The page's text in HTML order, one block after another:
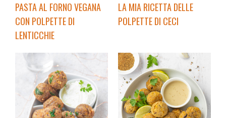
PASTA AL FORNO VEGANA
CON POLPETTE DI
LENTICCHIE
LA MIA RICETTA DELLE
POLPETTE DI CECI